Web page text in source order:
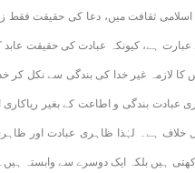
ثقافت میں، دعا کی حقیقت فقط
ہے، کیونکہ عبادت کی حقیقت عابد
لازمہ غیر خدا کی بندگی سے نکل کر
بندگی و اطاعت کے بغیر
خلاف ہے۔ لہٰذا ظاہری عبادت اور
ہیں بلکہ ایک دوسرے سے وابستہ